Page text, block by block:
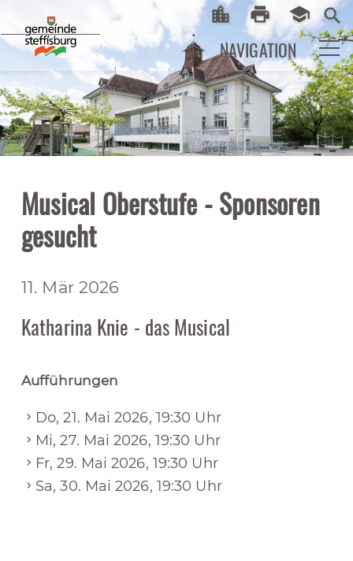
search
Startseite
location_city Print
print school
NAVIGATION
Musical Oberstufe - Sponsoren
gesucht
11. Mär 2026
Katharina Knie - das Musical
Aufführungen
Do, 21. Mai 2026, 19:30 Uhr
Mi, 27. Mai 2026, 19:30 Uhr
Fr, 29. Mai 2026, 19:30 Uhr
Sa, 30. Mai 2026, 19:30 Uhr